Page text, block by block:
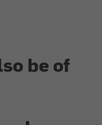
be of